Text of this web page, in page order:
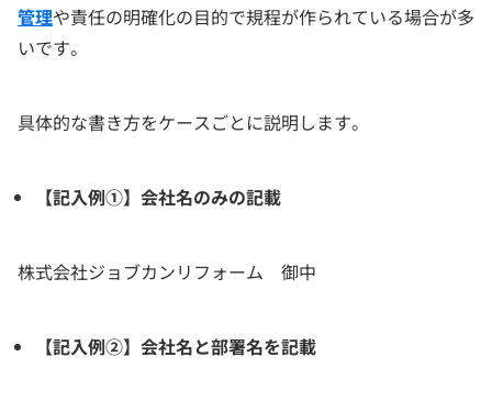
管理や責任の明確化の目的で規程が作られている場合が多
いです。
具体的な書き方をケースごとに説明します。
【記入例①】会社名のみの記載
株式会社ジョブカンリフォーム 御中
【記入例②】会社名と部署名を記載